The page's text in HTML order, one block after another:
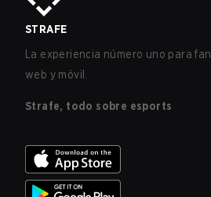
STRAFE
La experiencia número uno para
web y móvil.
Strafe, todo sobre esports